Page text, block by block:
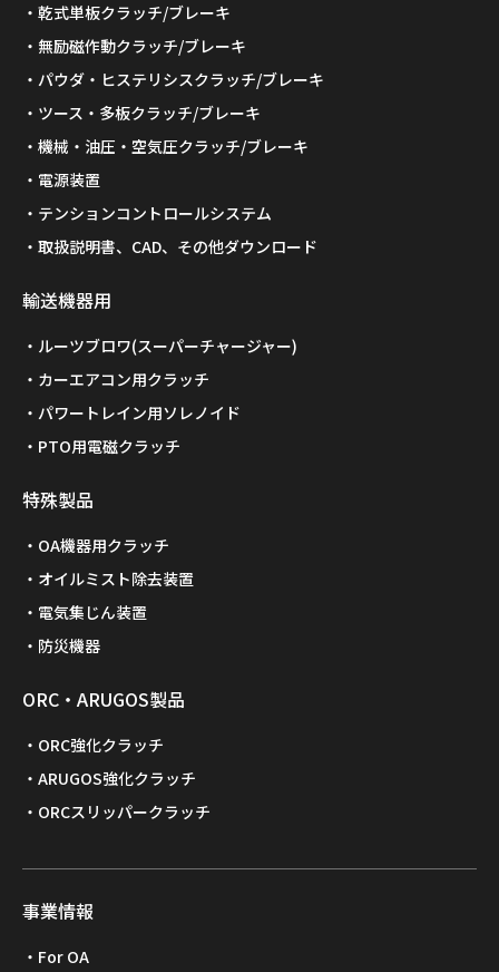
乾式単板クラッチ/ブレーキ
無励磁作動クラッチ/ブレーキ
パウダ・ヒステリシスクラッチ/ブレーキ
ツース・多板クラッチ/ブレーキ
機械・油圧・空気圧クラッチ/ブレーキ
電源装置
テンションコントロールシステム
取扱説明書、CAD、その他ダウンロード
輸送機器用
ルーツブロワ(スーパーチャージャー)
カーエアコン用クラッチ
パワートレイン用ソレノイド
PTO用電磁クラッチ
特殊製品
OA機器用クラッチ
オイルミスト除去装置
電気集じん装置
防災機器
ORC・ARUGOS製品
ORC強化クラッチ
ARUGOS強化クラッチ
ORCスリッパークラッチ
事業情報
For OA